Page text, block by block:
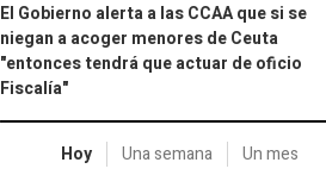
El Gobierno alerta a las CCAA que si se
niegan a acoger menores de Ceuta
"entonces tendrá que actuar de oficio
Fiscalía"
Hoy Una semana Un mes